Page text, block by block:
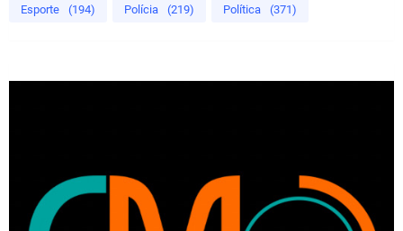
Esporte (194) Polícia (219) Política (371)